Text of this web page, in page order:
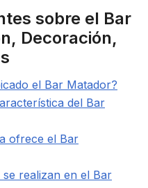
sobre el Bar
Decoración,
el Bar Matador?
del Bar
ofrece el Bar
se realizan en el Bar